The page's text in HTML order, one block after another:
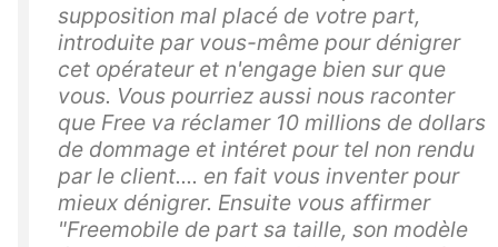
supposition mal placé de votre part,
introduite par vous-même pour dénigrer
cet opérateur et n'engage bien sur que
vous. Vous pourriez aussi nous raconter
que Free va réclamer 10 millions de dollars
de dommage et intéret pour tel non rendu
par le client.... en fait vous inventer pour
mieux dénigrer. Ensuite vous affirmer
"Freemobile de part sa taille, son modèle